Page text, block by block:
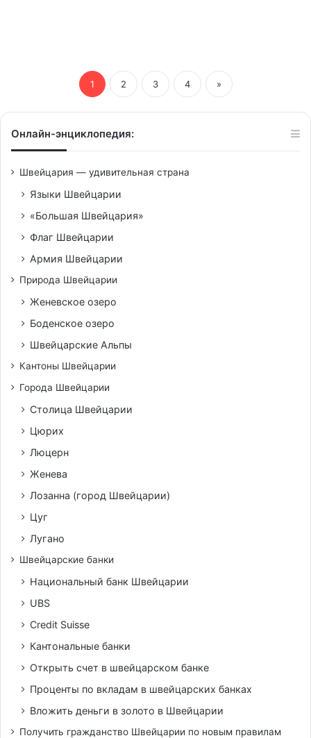
1 2 3 4 »
Онлайн-энциклопедия:
Швейцария — удивительная страна
Языки Швейцарии
«Большая Швейцария»
Флаг Швейцарии
Армия Швейцарии
Природа Швейцарии
Женевское озеро
Боденское озеро
Швейцарские Альпы
Кантоны Швейцарии
Города Швейцарии
Столица Швейцарии
Цюрих
Люцерн
Женева
Лозанна (город Швейцарии)
Цуг
Лугано
Швейцарские банки
Национальный банк Швейцарии
UBS
Credit Suisse
Кантональные банки
Открыть счет в швейцарском банке
Проценты по вкладам в швейцарских банках
Вложить деньги в золото в Швейцарии
Получить гражданство Швейцарии по новым правилам